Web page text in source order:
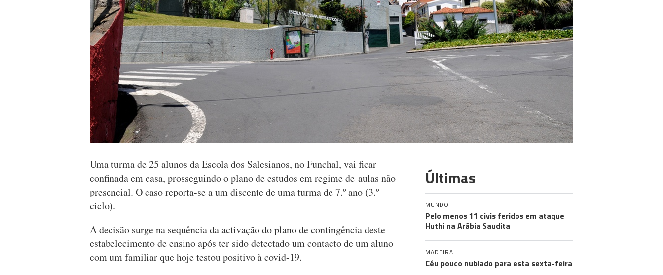
Uma turma de 25 alunos da Escola dos Salesianos, no Funchal, vai ficar
confinada em casa, prosseguindo o plano de estudos em regime de aulas não
presencial. O caso reporta-se a um discente de uma turma de 7.º ano (3.º
ciclo).
A decisão surge na sequência da activação do plano de contingência deste
estabelecimento de ensino após ter sido detectado um contacto de um aluno
com um familiar que hoje testou positivo à covid-19.
Últimas
MUNDO
Pelo menos 11 civis feridos em ataque
Huthi na Arábia Saudita
MADEIRA
Céu pouco nublado para esta sexta-feira